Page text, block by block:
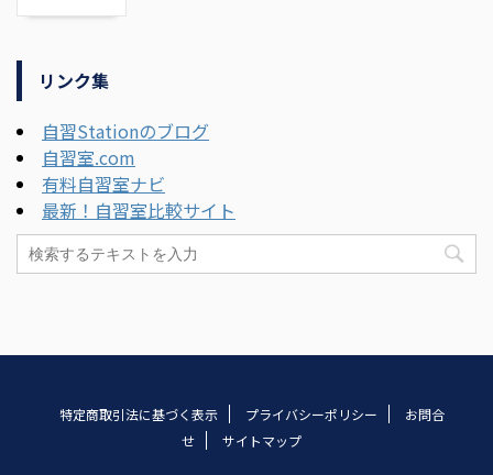
リンク集
自習Stationのブログ
自習室.com
有料自習室ナビ
最新！自習室比較サイト
特定商取引法に基づく表示 プライバシーポリシー
お問合
せ
サイトマップ